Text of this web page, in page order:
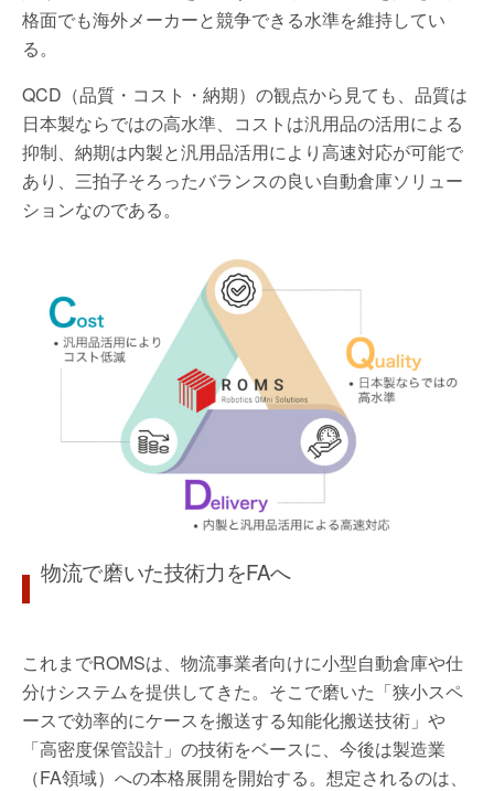
格面でも海外メーカーと競争できる水準を維持してい
る。
QCD（品質・コスト・納期）の観点から見ても、品質は
日本製ならではの高水準、コストは汎用品の活用による
抑制、納期は内製と汎用品活用により高速対応が可能で
あり、三拍子そろったバランスの良い自動倉庫ソリュー
ションなのである。
物流で磨いた技術力をFAへ
これまでROMSは、物流事業者向けに小型自動倉庫や仕
分けシステムを提供してきた。そこで磨いた「狭小スペ
ースで効率的にケースを搬送する知能化搬送技術」や
「高密度保管設計」の技術をベースに、今後は製造業
（FA領域）への本格展開を開始する。想定されるのは、